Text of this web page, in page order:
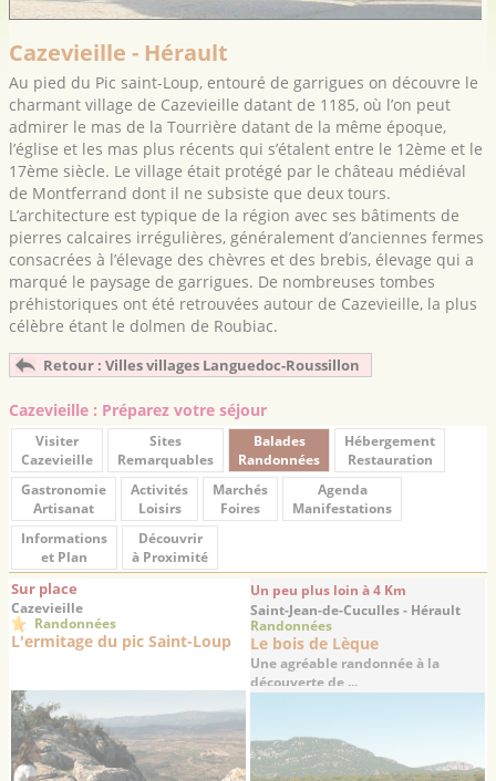
Cazevieille - Hérault
Au pied du Pic saint-Loup, entouré de garrigues on découvre le
charmant village de Cazevieille datant de 1185, où l’on peut
admirer le mas de la Tourrière datant de la même époque,
l’église et les mas plus récents qui s’étalent entre le 12ème et le
17ème siècle. Le village était protégé par le château médiéval
de Montferrand dont il ne subsiste que deux tours.
L’architecture est typique de la région avec ses bâtiments de
pierres calcaires irrégulières, généralement d’anciennes fermes
consacrées à l’élevage des chèvres et des brebis, élevage qui a
marqué le paysage de garrigues. De nombreuses tombes
préhistoriques ont été retrouvées autour de Cazevieille, la plus
célèbre étant le dolmen de Roubiac.
Retour : Villes villages Languedoc-Roussillon
Cazevieille : Préparez votre séjour
Visiter
Cazevieille
Sites
Remarquables
Balades
Randonnées
Hébergement
Restauration
Gastronomie
Artisanat
Activités
Loisirs
Marchés
Foires
Agenda
Manifestations
Informations
et Plan
Découvrir
à Proximité
Sur place
Cazevieille
Randonnées
L'ermitage du pic Saint-Loup
Un peu plus loin à 4 Km
Saint-Jean-de-Cuculles - Hérault
Randonnées
Le bois de Lèque
Une agréable randonnée à la
découverte de ...